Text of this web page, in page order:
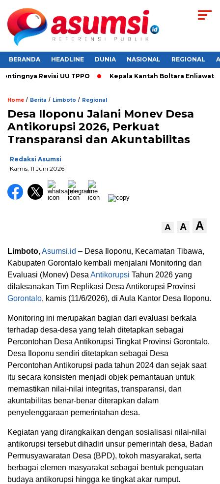
BERANDA HEADLINE DUNIA NASIONAL REGIONAL
Revisi UU TPPO ‎Kepala Kantah Boltara Enliawaty
Home / Berita / Limboto / Regional
Desa Iloponu Jalani Monev Desa
Antikorupsi 2026, Perkuat
Transparansi dan Akuntabilitas
Redaksi Asumsi
Kamis, 11 Juni 2026
A A A
Limboto, Asumsi.id – Desa Iloponu, Kecamatan Tibawa,
Kabupaten Gorontalo kembali menjalani Monitoring dan
Evaluasi (Monev) Desa Antikorupsi Tahun 2026 yang
dilaksanakan Tim Replikasi Desa Antikorupsi Provinsi
Gorontalo, kamis (11/6/2026), di Aula Kantor Desa Iloponu.
Monitoring ini merupakan bagian dari evaluasi berkala
terhadap desa-desa yang telah ditetapkan sebagai
Percontohan Desa Antikorupsi Tingkat Provinsi Gorontalo.
Desa Iloponu sendiri ditetapkan sebagai Desa
Percontohan Antikorupsi pada tahun 2024 dan sejak saat
itu secara konsisten menjadi objek pemantauan untuk
memastikan nilai-nilai integritas, transparansi, dan
akuntabilitas benar-benar diterapkan dalam
penyelenggaraan pemerintahan desa.
Kegiatan yang dirangkaikan dengan sosialisasi nilai-nilai
antikorupsi tersebut dihadiri unsur pemerintah desa, Badan
Permusyawaratan Desa (BPD), tokoh masyarakat, serta
berbagai elemen masyarakat sebagai bentuk penguatan
budaya antikorupsi hingga ke tingkat akar rumput.